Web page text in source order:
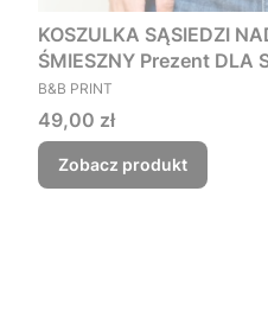
KOSZULKA SĄSIEDZI
ŚMIESZNY Prezent DLA
Czego myśmy nie zjebali
PRODUCENT
B&B PRINT
Cena
49,00 zł
Zobacz produkt